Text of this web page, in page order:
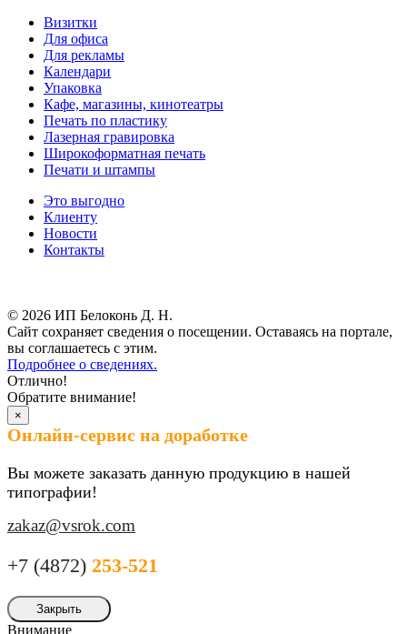
Визитки
Для офиса
Для рекламы
Календари
Упаковка
Кафе, магазины, кинотеатры
Печать по пластику
Лазерная гравировка
Широкоформатная печать
Печати и штампы
Это выгодно
Клиенту
Новости
Контакты
© 2026 ИП Белоконь Д. Н.
Сайт сохраняет сведения о посещении. Оставаясь на портале,
вы соглашаетесь с этим.
Подробнее о сведениях.
Отлично!
Обратите внимание!
×
Онлайн-сервис на доработке
Вы можете заказать данную продукцию в нашей
типографии!
zakaz@vsrok.com
+7 (4872) 253-521
Закрыть
Внимание